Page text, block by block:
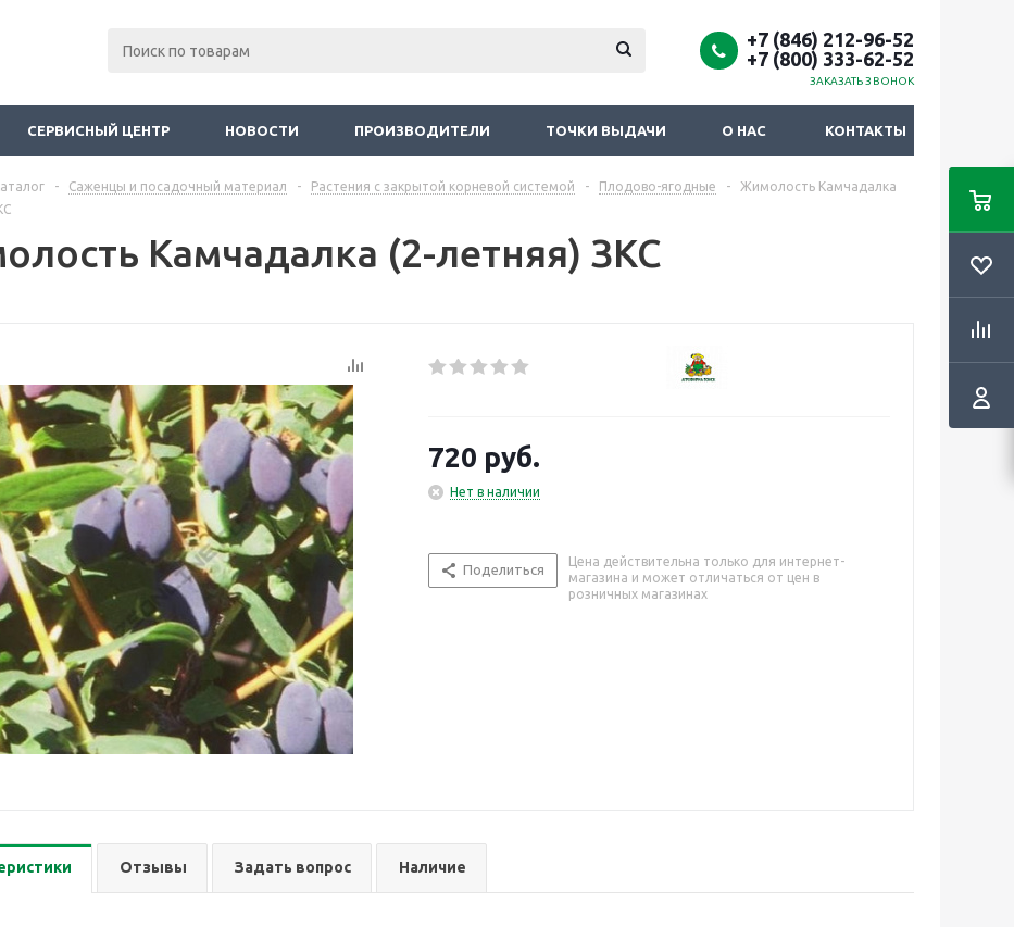
+7 (846) 212-96-52
+7 (800) 333-62-52
ЗАКАЗАТЬ ЗВОНОК
СЕРВИСНЫЙ ЦЕНТР НОВОСТИ ПРОИЗВОДИТЕЛИ ТОЧКИ ВЫДАЧИ О НАС КОНТАКТЫ
- Саженцы и посадочный материал - Растения с закрытой корневой системой - Плодово-ягодные -
Жимолость Камчадалка
Камчадалка (2-летняя) ЗКС
720 руб.
Нет в наличии
Поделиться
Цена действительна только для интернет-
магазина и может отличаться от цен в
розничных магазинах
Отзывы Задать вопрос Наличие